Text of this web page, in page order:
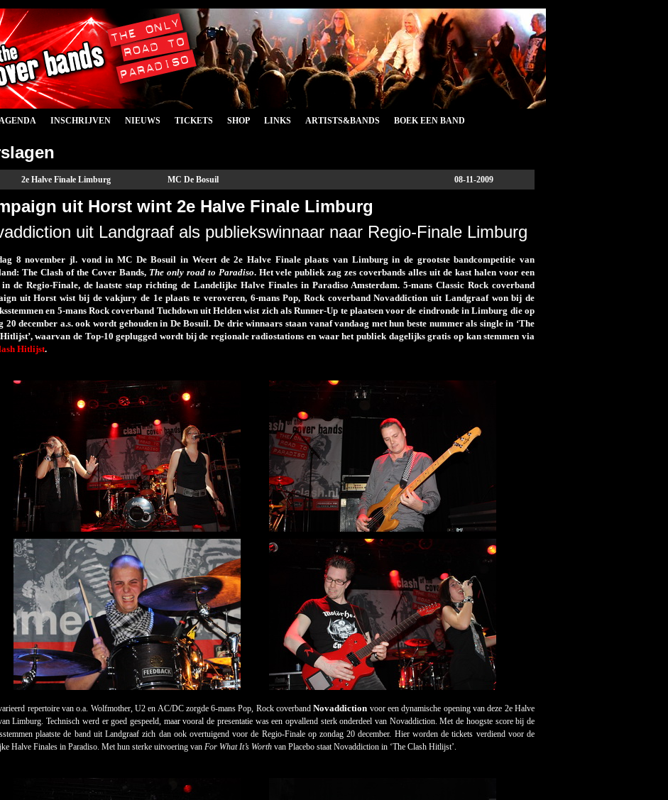
INSCHRIJVEN NIEUWS TICKETS SHOP LINKS ARTISTS&BANDS BOEK EEN BAND
2e Halve Finale Limburg MC De Bosuil 08-11-2009
uit Horst wint 2e Halve Finale Limburg
uit Landgraaf als publiekswinnaar naar Regio-Finale Limburg
8 november jl. vond in MC De Bosuil in Weert de 2e Halve Finale plaats van Limburg in de grootste bandcompetitie van
The Clash of the Cover Bands, The only road to Paradiso. Het vele publiek zag zes coverbands alles uit de kast halen voor een
de Regio-Finale, de laatste stap richting de Landelijke Halve Finales in Paradiso Amsterdam. 5-mans Classic Rock coverband
uit Horst wist bij de vakjury de 1eplaats te veroveren, 6-mans Pop, Rock coverband Novaddiction uit Landgraaf won bij de
en 5-mans Rock coverband Tuchdown uit Helden wist zich als Runner-Up te plaatsen voor de eindronde in Limburg die op
20 december a.s. ook wordt gehouden in De Bosuil. De drie winnaars staan vanaf vandaag met hun beste nummer als single in ‘The
waarvan de Top-10 geplugged wordt bij de regionale radiostations en waar het publiek dagelijks gratis op kan stemmen via
Hitlijst.
repertoire van o.a. Wolfmother, U2 en AC/DC zorgde 6-mans Pop, Rock coverbandNovaddiction voor een dynamische opening van deze 2eHalve
Limburg. Technisch werd er goed gespeeld, maar vooral de presentatie was een opvallend sterk onderdeel van Novaddiction. Met de hoogste score bij de
plaatste de band uit Landgraaf zich dan ook overtuigend voor de Regio-Finale op zondag 20 december. Hier worden de tickets verdiend voor de
Halve Finales in Paradiso. Met hun sterke uitvoering van For What It’s Worth van Placebo staat Novaddiction in ‘The Clash Hitlijst’.